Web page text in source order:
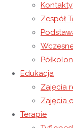
Kontakty
Zespół
Edukacja
Zajęcia
Zajęcia
Terapie
W związku z
w
dobrowolnie
uczestnictwa